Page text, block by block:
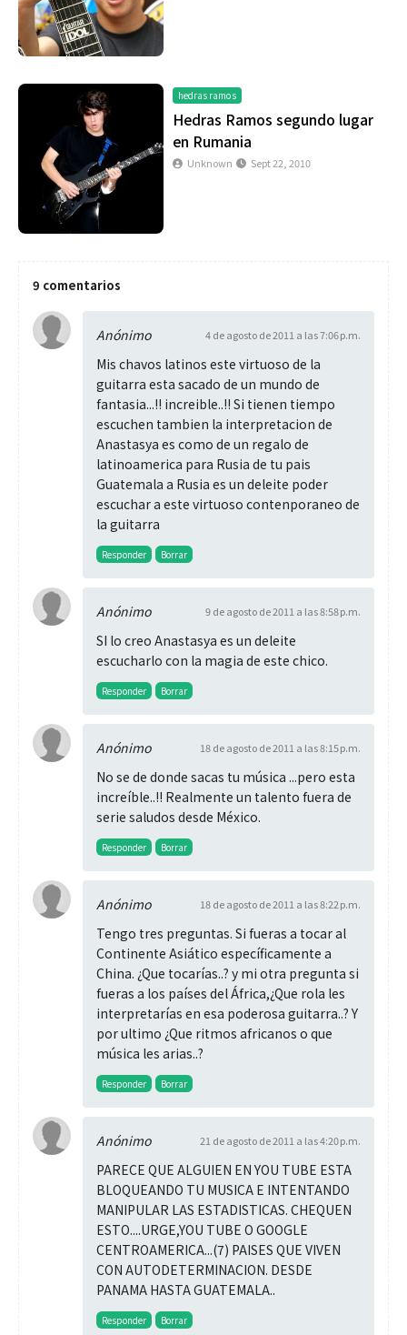
hedras ramos
Hedras Ramos segundo lugar
en Rumania
Unknown Sept 22, 2010
9 comentarios
Anónimo 4 de agosto de 2011 a las 7:06 p.m.
Mis chavos latinos este virtuoso de la
guitarra esta sacado de un mundo de
fantasia...!! increible..!! Si tienen tiempo
escuchen tambien la interpretacion de
Anastasya es como de un regalo de
latinoamerica para Rusia de tu pais
Guatemala a Rusia es un deleite poder
escuchar a este virtuoso contenporaneo de
la guitarra
Responder Borrar
Anónimo 9 de agosto de 2011 a las 8:58 p.m.
SI lo creo Anastasya es un deleite
escucharlo con la magia de este chico.
Responder Borrar
Anónimo 18 de agosto de 2011 a las 8:15 p.m.
No se de donde sacas tu música ...pero esta
increíble..!! Realmente un talento fuera de
serie saludos desde México.
Responder Borrar
Anónimo 18 de agosto de 2011 a las 8:22 p.m.
Tengo tres preguntas. Si fueras a tocar al
Continente Asiático específicamente a
China. ¿Que tocarías..? y mi otra pregunta si
fueras a los países del África,¿Que rola les
interpretarías en esa poderosa guitarra..? Y
por ultimo ¿Que ritmos africanos o que
música les arias..?
Responder Borrar
Anónimo 21 de agosto de 2011 a las 4:20 p.m.
PARECE QUE ALGUIEN EN YOU TUBE ESTA
BLOQUEANDO TU MUSICA E INTENTANDO
MANIPULAR LAS ESTADISTICAS. CHEQUEN
ESTO....URGE,YOU TUBE O GOOGLE
CENTROAMERICA...(7) PAISES QUE VIVEN
CON AUTODETERMINACION. DESDE
PANAMA HASTA GUATEMALA..
Responder Borrar